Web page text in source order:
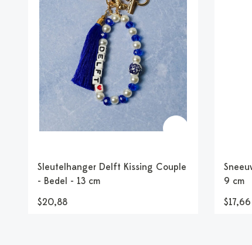
Sleutelhanger Delft Kissing Couple
- Bedel - 13 cm
$20,88
9 cm
$17,66